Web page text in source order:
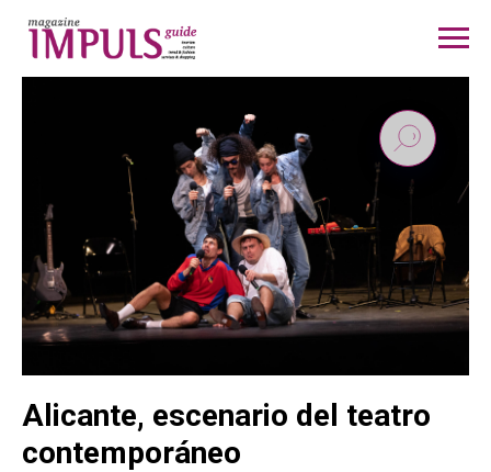
Alicante, escenario del teatro
contemporáneo